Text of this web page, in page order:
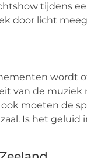
tijdens
door licht
wordt
van de
moeten de
Is het